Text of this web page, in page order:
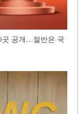
곳 공개…절반은 국